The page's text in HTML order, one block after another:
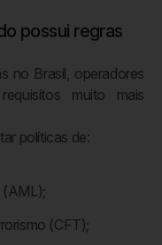
possui regras
no Brasil, operadores
muito mais
políticas de:
(AML);
(CFT);